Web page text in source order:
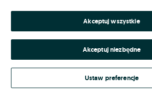
Kontynuując za pośrednictwem jednego z
Regulamin serwisu OLX.pl w jego
Akceptuj wszystkie
Akceptuj niezbędne
Ustaw preferencje